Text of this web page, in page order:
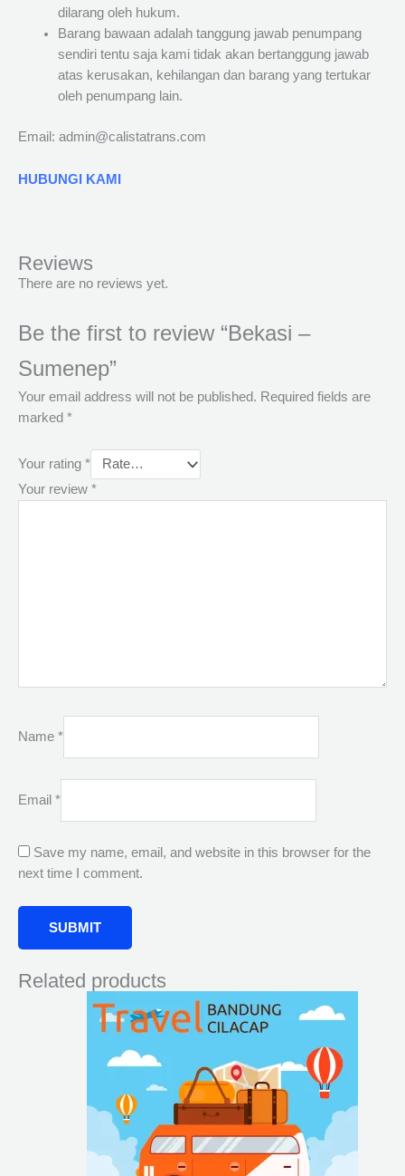
dilarang oleh hukum.
Barang bawaan adalah tanggung jawab penumpang
sendiri tentu saja kami tidak akan bertanggung jawab
atas kerusakan, kehilangan dan barang yang tertukar
oleh penumpang lain.
Email: admin@calistatrans.com
HUBUNGI KAMI
Reviews
There are no reviews yet.
Be the first to review “Bekasi –
Sumenep”
Your email address will not be published. Required fields are
marked *
Your rating *
Your review *
Name *
Email *
Save my name, email, and website in this browser for the
next time I comment.
Related products